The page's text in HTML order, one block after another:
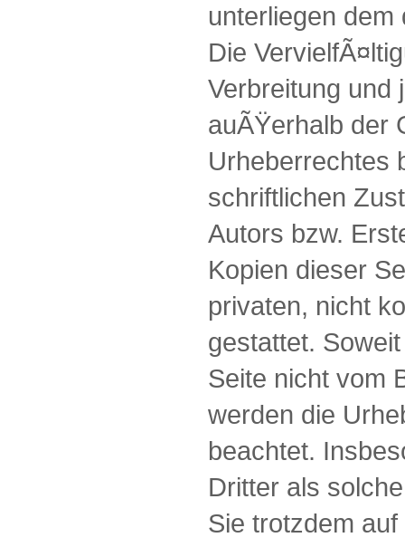
unterliegen
Die
Verbreitung und
auÃŸerhalb der
Urheberrechtes
schriftlichen
Autors bzw.
Kopien dieser
privaten, nicht
gestattet.
Seite nicht vom
werden die
beachtet.
Dritter als
Sie trotzdem auf